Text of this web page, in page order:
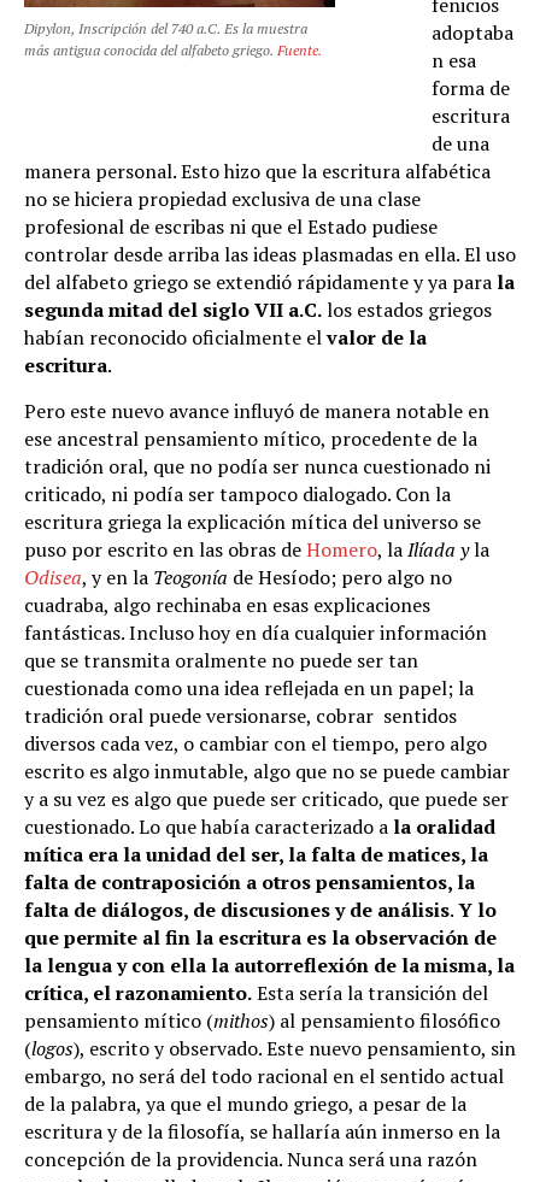
Dipylon, Inscripción del 740 a.C. Es la muestra
más antigua conocida del alfabeto griego. Fuente.
adoptaba
n esa
forma de
escritura
de una
manera personal. Esto hizo que la escritura alfabética
no se hiciera propiedad exclusiva de una clase
profesional de escribas ni que el Estado pudiese
controlar desde arriba las ideas plasmadas en ella. El uso
del alfabeto griego se extendió rápidamente y ya para la
segunda mitad del siglo VII a.C.los estados griegos
habían reconocido oficialmente elvalor de la
escritura.
Pero este nuevo avance influyó de manera notable en
ese ancestral pensamiento mítico, procedente de la
tradición oral, que no podía ser nunca cuestionado ni
criticado, ni podía ser tampoco dialogado. Con la
escritura griega la explicación mítica del universo se
puso por escrito en las obras deHomero, laIlíada yla
Odisea, y en la Teogonía de Hesíodo; pero algo no
cuadraba, algo rechinaba en esas explicaciones
fantásticas. Incluso hoy en día cualquier información
que se transmita oralmente no puede ser tan
cuestionada como una idea reflejada en un papel; la
tradición oral puede versionarse, cobrar sentidos
diversos cada vez, o cambiar con el tiempo, pero algo
escrito es algo inmutable, algo que no se puede cambiar
y a su vez es algo que puede ser criticado, que puede ser
cuestionado. Lo que había caracterizado a la oralidad
mítica era la unidad del ser, la falta de matices, la
falta de contraposición a otros pensamientos, la
falta de diálogos, de discusiones y de análisis.Y lo
que permite al fin la escritura es la observación de
la lengua y con ella la autorreflexión de la misma, la
crítica, el razonamiento.Esta sería la transición del
pensamiento mítico (mithos) al pensamiento filosófico
(logos), escrito y observado. Este nuevo pensamiento, sin
embargo, no será del todo racional en el sentido actual
de la palabra, ya que el mundo griego, a pesar de la
escritura y de la filosofía, se hallaría aún inmerso en la
concepción de la providencia. Nunca será una razón